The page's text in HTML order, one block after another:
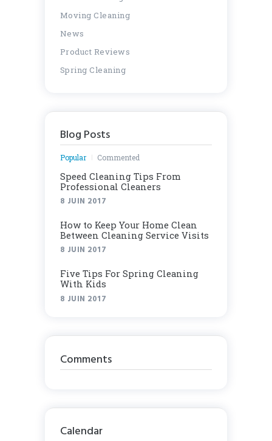
Moving Cleaning
News
Product Reviews
Spring Cleaning
Blog Posts
Popular Commented
Speed Cleaning Tips From
Professional Cleaners
8 JUIN 2017
How to Keep Your Home Clean
Between Cleaning Service Visits
8 JUIN 2017
Five Tips For Spring Cleaning
With Kids
8 JUIN 2017
Comments
Calendar